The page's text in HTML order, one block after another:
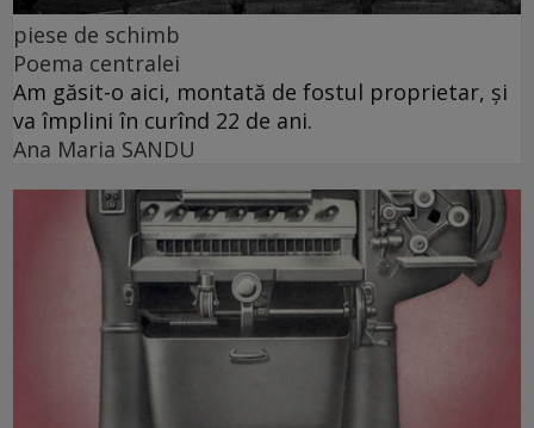
piese de schimb
Poema centralei
Am găsit-o aici, montată de fostul proprietar, și
va împlini în curînd 22 de ani.
Ana Maria SANDU